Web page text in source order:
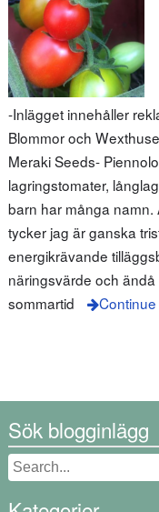
-Inlägget innehåller
Blommor och
Meraki Seeds-
lagringstomater,
barn har många namn.
tycker jag är ganska
energikrävande
näringsvärde och
sommartid
Sök blogginlägg